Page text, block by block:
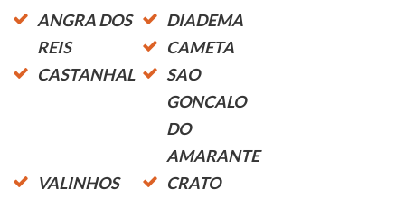
ANGRA DOS
REIS
DIADEMA
CAMETA
CASTANHAL
SAO
GONCALO
DO
AMARANTE
VALINHOS
CRATO